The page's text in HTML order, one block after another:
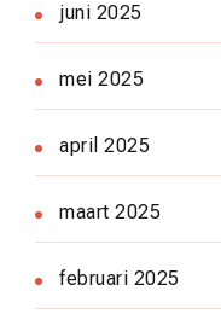
juni 2025
mei 2025
april 2025
maart 2025
februari 2025